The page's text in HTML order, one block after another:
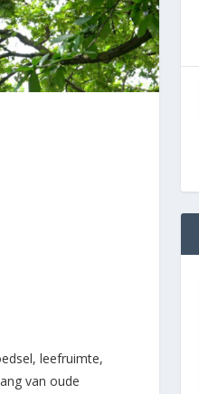
leefruimte,
van oude